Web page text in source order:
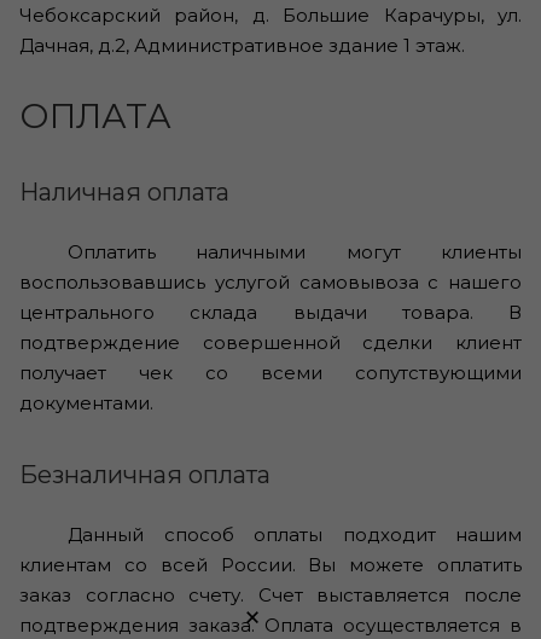
Чебоксарский район, д. Большие Карачуры, ул.
Дачная, д.2, Административное здание 1 этаж.
ОПЛАТА
Наличная оплата
Оплатить наличными могут клиенты
воспользовавшись услугой самовывоза c нашего
центрального склада выдачи товара. В
подтверждение совершенной сделки клиент
получает чек со всеми сопутствующими
документами.
Безналичная оплата
Данный способ оплаты подходит нашим
клиентам со всей России. Вы можете оплатить
заказ согласно счету. Счет выставляется после
подтверждения заказа. Оплата осуществляется в
×